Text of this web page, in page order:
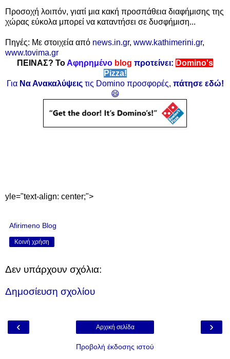
Προσοχή λοιπόν, γιατί μια κακή προσπάθεια διαφήμισης της
χώρας εύκολα μπορεί να καταντήσει σε δυσφήμιση...
Πηγές: Με στοιχεία από news.in.gr, www.kathimerini.gr,
www.tovima.gr
ΠΕΙΝΑΣ? ΤοΑφηρημένο blog προτείνει: Domino's
Pizza!
Για Να Ανακαλύψειςτις Domino προσφορές, πάτησε εδώ!
😄
yle="text-align: center;">
Afirimeno Blog
Κοινή χρήση
Δεν υπάρχουν σχόλια:
Δημοσίευση σχολίου
‹ ›
Αρχική σελίδα
Προβολή έκδοσης ιστού